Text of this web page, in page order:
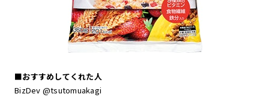
■おすすめしてくれた人
BizDev @tsutomuakagi